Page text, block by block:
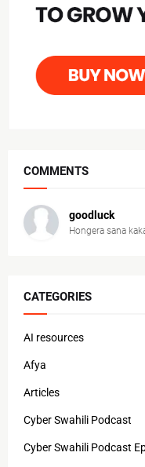
COMMENTS
goodluck
Hongera sana
CATEGORIES
AI resources
Afya
Articles
Cyber Swahili Podcast
Cyber Swahili Podcast